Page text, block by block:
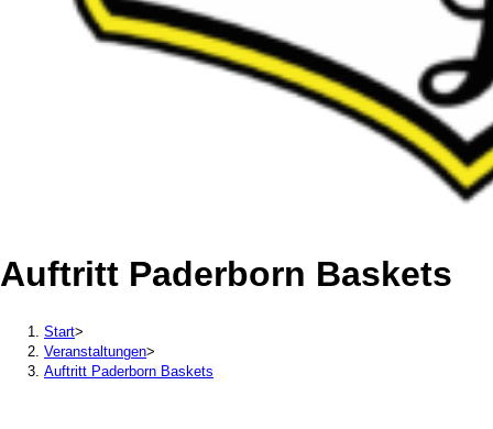
Auftritt Paderborn Baskets
Start>
Veranstaltungen>
Auftritt Paderborn Baskets